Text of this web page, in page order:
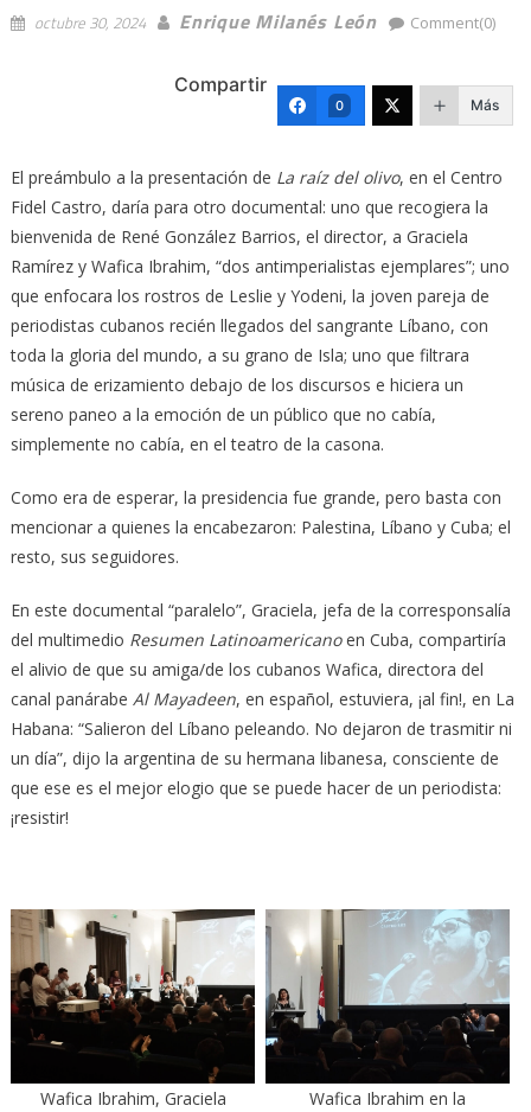
octubre 30, 2024 Enrique Milanés León Comment(0)
Compartir
0 Más
El preámbulo a la presentación de La raíz del olivo, en el Centro
Fidel Castro, daría para otro documental: uno que recogiera la
bienvenida de René González Barrios, el director, a Graciela
Ramírez y Wafica Ibrahim, “dos antimperialistas ejemplares”; uno
que enfocara los rostros de Leslie y Yodeni, la joven pareja de
periodistas cubanos recién llegados del sangrante Líbano, con
toda la gloria del mundo, a su grano de Isla; uno que filtrara
música de erizamiento debajo de los discursos e hiciera un
sereno paneo a la emoción de un público que no cabía,
simplemente no cabía, en el teatro de la casona.
Como era de esperar, la presidencia fue grande, pero basta con
mencionar a quienes la encabezaron: Palestina, Líbano y Cuba; el
resto, sus seguidores.
En este documental “paralelo”, Graciela, jefa de la corresponsalía
del multimedio Resumen Latinoamericanoen Cuba, compartiría
el alivio de que su amiga/de los cubanos Wafica, directora del
canal panárabe Al Mayadeen, en español, estuviera, ¡al fin!, en La
Habana: “Salieron del Líbano peleando. No dejaron de trasmitir ni
un día”, dijo la argentina de su hermana libanesa, consciente de
que ese es el mejor elogio que se puede hacer de un periodista:
¡resistir!
Wafica Ibrahim, Graciela
Wafica Ibrahim en la